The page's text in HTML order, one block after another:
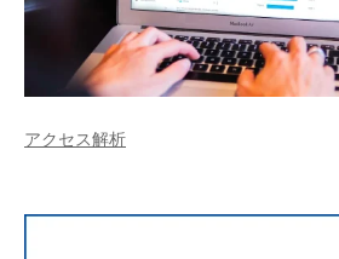
アクセス解析